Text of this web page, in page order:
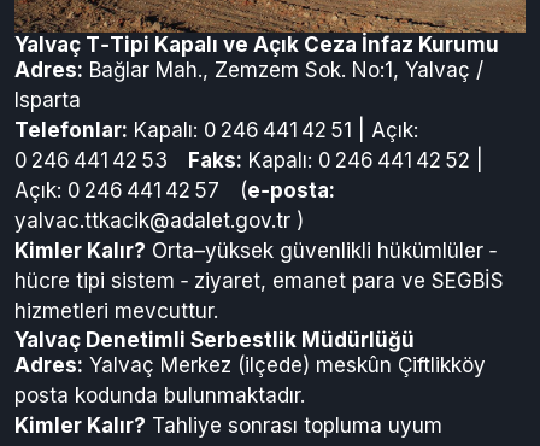
Yalvaç T‑Tipi Kapalı ve Açık Ceza İnfaz Kurumu
Adres: Bağlar Mah., Zemzem Sok. No:1, Yalvaç /
Isparta
Telefonlar:Kapalı: 0 246 441 42 51 | Açık:
0 246 441 42 53 Faks:Kapalı: 0 246 441 42 52 |
Açık: 0 246 441 42 57 (
yalvac.ttkacik@adalet.gov.tr )
Kimler Kalır?Orta–yüksek güvenlikli hükümlüler ‑
hücre tipi sistem ‑ ziyaret, emanet para ve SEGBİS
hizmetleri mevcuttur.